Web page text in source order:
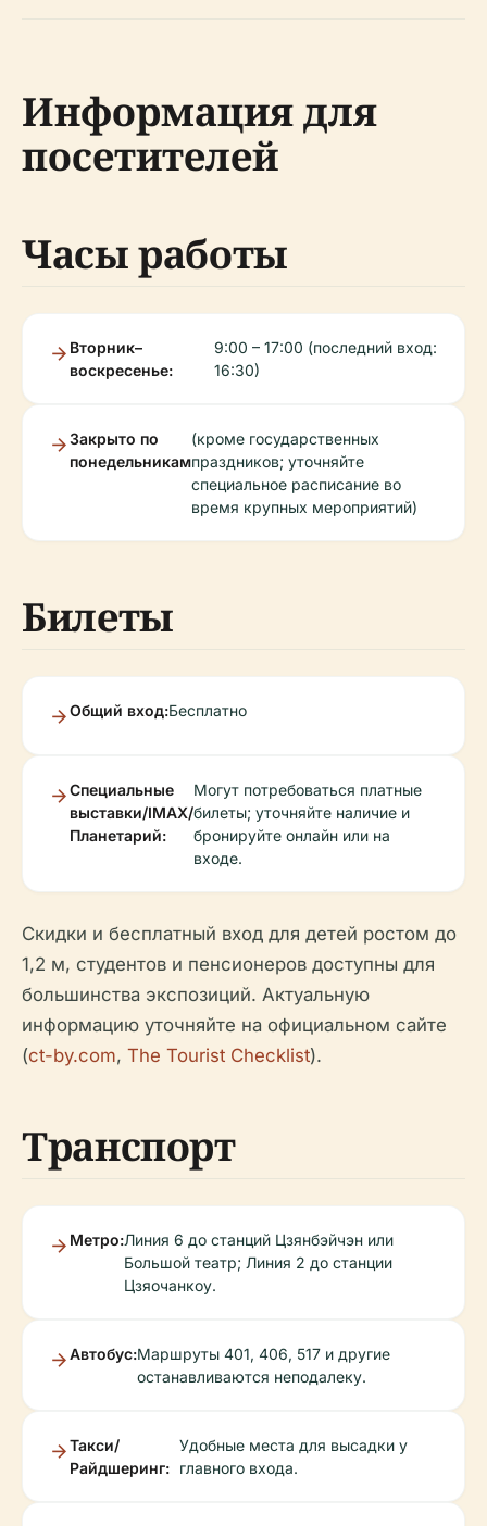
Информация для
посетителей
Часы работы
Вторник–
воскресенье:
9:00 – 17:00 (последний вход:
16:30)
Закрыто по
понедельникам
(кроме государственных
праздников; уточняйте
специальное расписание во
время крупных мероприятий)
Билеты
Общий вход:Бесплатно
Специальные
выставки/IMAX/
Планетарий:
Могут потребоваться платные
билеты; уточняйте наличие и
бронируйте онлайн или на
входе.
Скидки и бесплатный вход для детей ростом до
1,2 м, студентов и пенсионеров доступны для
большинства экспозиций. Актуальную
информацию уточняйте на официальном сайте
(ct-by.com, The Tourist Checklist).
Транспорт
Метро:Линия 6 до станций Цзянбэйчэн или
Большой театр; Линия 2 до станции
Цзяочанкоу.
Автобус:Маршруты 401, 406, 517 и другие
останавливаются неподалеку.
Такси/
Райдшеринг:
Удобные места для высадки у
главного входа.